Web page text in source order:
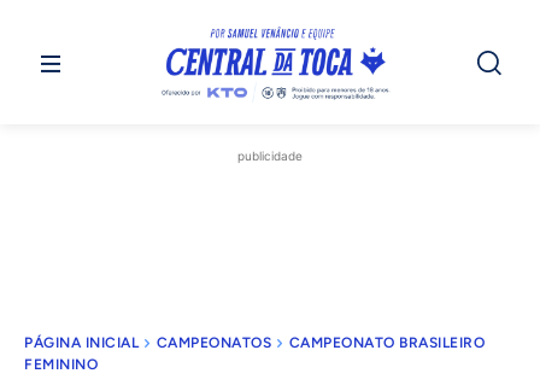
publicidade
PÁGINA INICIAL CAMPEONATOS
CAMPEONATO BRASILEIRO
FEMININO